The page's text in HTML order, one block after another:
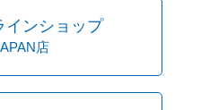
インショップ
店